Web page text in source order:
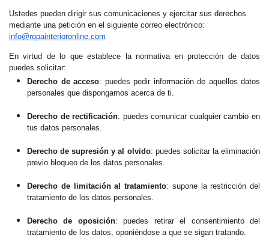
Ustedes pueden dirigir sus comunicaciones y ejercitar sus derechos
mediante una petición en el siguiente correo electrónico:
info@ropainterioronline.com
En virtud de lo que establece la normativa en protección de datos
puedes solicitar:
Derecho de acceso: puedes pedir información de aquellos datos
personales que dispongamos acerca de ti.
Derecho de rectificación: puedes comunicar cualquier cambio en
tus datos personales.
Derecho de supresión y al olvido: puedes solicitar la eliminación
previo bloqueo de los datos personales.
Derecho de limitación al tratamiento: supone la restricción del
tratamiento de los datos personales.
Derecho de oposición: puedes retirar el consentimiento del
tratamiento de los datos, oponiéndose a que se sigan tratando.